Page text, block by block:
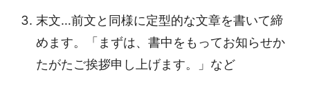
末文…前文と同様に定型的な文章を書いて締
めます。「まずは、書中をもってお知らせか
たがたご挨拶申し上げます。」など